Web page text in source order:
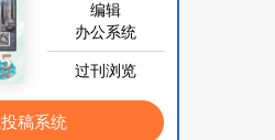
编辑
办公系统
过刊浏览
稿系统